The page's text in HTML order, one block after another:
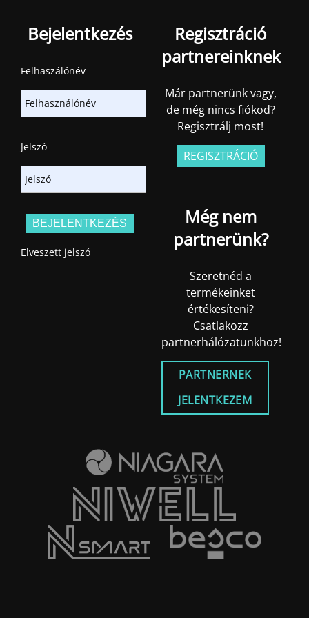
Bejelentkezés
Felhaszálónév
Jelszó
Elveszett jelszó
Regisztráció
partnereinknek
Már partnerünk vagy,
de még nincs fiókod?
Regisztrálj most!
REGISZTRÁCIÓ
Még nem
partnerünk?
Szeretnéd a
termékeinket
értékesíteni?
Csatlakozz
partnerhálózatunkhoz!
PARTNERNEK
JELENTKEZEM